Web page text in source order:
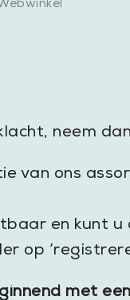
neem dan
van ons
en kunt
op
met